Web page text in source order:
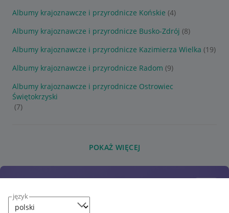
język
Albumy krajoznawcze i przyrodnicze Końskie (4)
Albumy krajoznawcze i przyrodnicze Busko-Zdrój (8)
Albumy krajoznawcze i przyrodnicze Kazimierza Wielka (19)
Albumy krajoznawcze i przyrodnicze Radom (9)
Albumy krajoznawcze i przyrodnicze Ostrowiec
Świętokrzyski
(7)
POKAŻ WIĘCEJ